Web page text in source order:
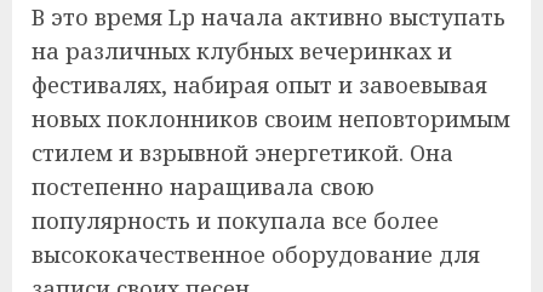
В это время Lp начала активно выступать
на различных клубных вечеринках и
фестивалях, набирая опыт и завоевывая
новых поклонников своим неповторимым
стилем и взрывной энергетикой. Она
постепенно наращивала свою
популярность и покупала все более
высококачественное оборудование для